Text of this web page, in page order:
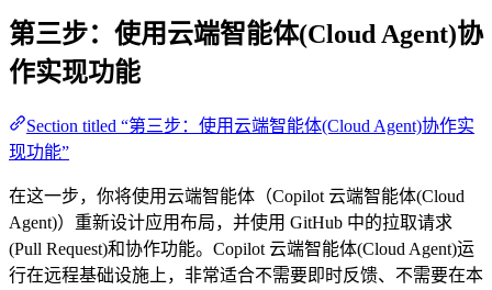
第三步：使用云端智能体(Cloud Agent)协
作实现功能
Section titled “第三步：使用云端智能体(Cloud Agent)协作实
现功能”
在这一步，你将使用云端智能体（Copilot 云端智能体(Cloud
Agent)）重新设计应用布局，并使用 GitHub 中的拉取请求
(Pull Request)和协作功能。Copilot 云端智能体(Cloud Agent)运
行在远程基础设施上，非常适合不需要即时反馈、不需要在本